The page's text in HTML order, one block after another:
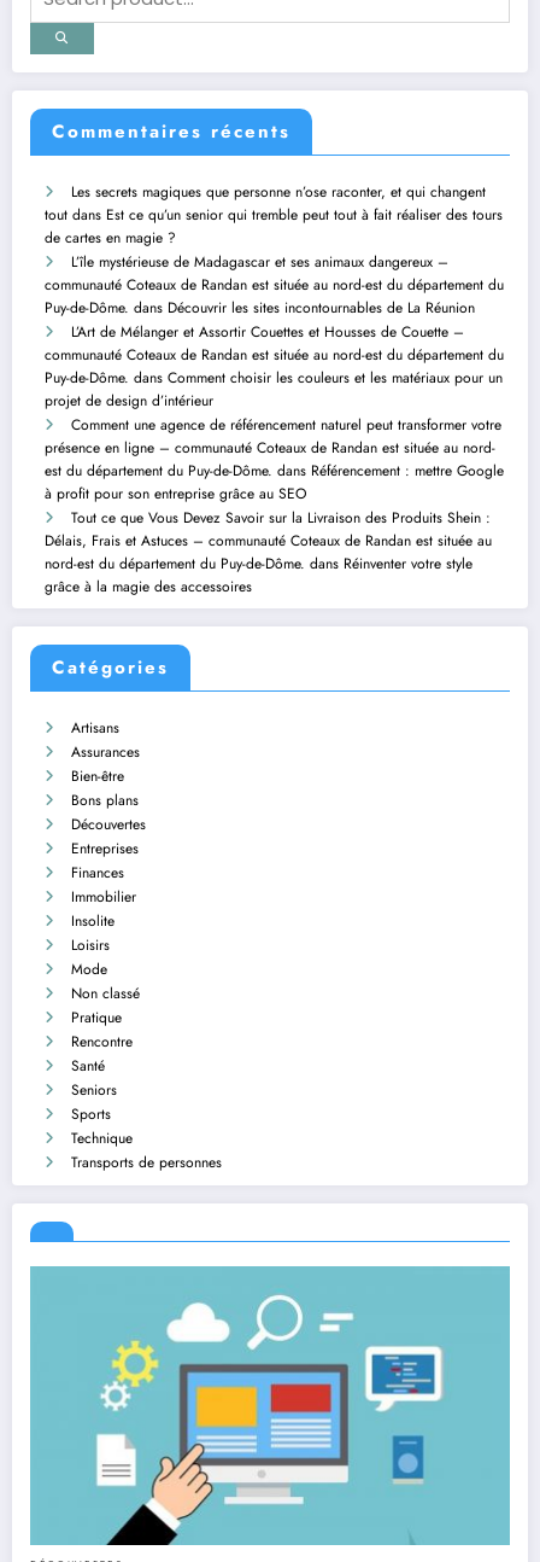
Commentaires récents
Les secrets magiques que personne n’ose raconter, et qui changent
tout dans Est ce qu’un senior qui tremble peut tout à fait réaliser des tours
de cartes en magie ?
L’île mystérieuse de Madagascar et ses animaux dangereux –
communauté Coteaux de Randan est située au nord-est du département du
Puy-de-Dôme. dans Découvrir les sites incontournables de La Réunion
L’Art de Mélanger et Assortir Couettes et Housses de Couette –
communauté Coteaux de Randan est située au nord-est du département du
Puy-de-Dôme. dans Comment choisir les couleurs et les matériaux pour un
projet de design d’intérieur
Comment une agence de référencement naturel peut transformer votre
présence en ligne – communauté Coteaux de Randan est située au nord-
est du département du Puy-de-Dôme. dans Référencement : mettre Google
à profit pour son entreprise grâce au SEO
Tout ce que Vous Devez Savoir sur la Livraison des Produits Shein :
Délais, Frais et Astuces – communauté Coteaux de Randan est située au
nord-est du département du Puy-de-Dôme. dans Réinventer votre style
grâce à la magie des accessoires
Catégories
Artisans
Assurances
Bien-être
Bons plans
Découvertes
Entreprises
Finances
Immobilier
Insolite
Loisirs
Mode
Non classé
Pratique
Rencontre
Santé
Seniors
Sports
Technique
Transports de personnes